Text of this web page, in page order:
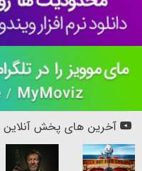
آخرین های پخش آنلاین